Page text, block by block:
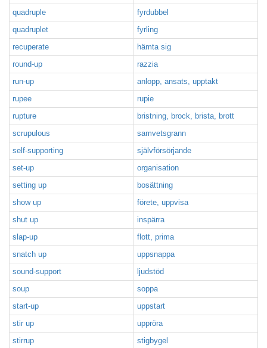
quadruple
fyrdubbel
quadruplet
fyrling
recuperate
hämta sig
round-up
razzia
run-up
anlopp, ansats, upptakt
rupee
rupie
rupture
bristning, brock, brista, brott
scrupulous
samvetsgrann
self-supporting
självförsörjande
set-up
organisation
setting up
bosättning
show up
förete, uppvisa
shut up
inspärra
slap-up
flott, prima
snatch up
uppsnappa
sound-support
ljudstöd
soup
soppa
start-up
uppstart
stir up
uppröra
stirrup
stigbygel